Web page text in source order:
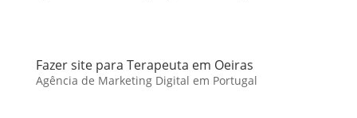
Fazer site para Terapeuta em Oeiras
Agência de Marketing Digital em Portugal